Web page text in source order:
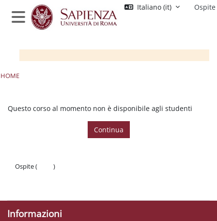
Vai al contenuto principale
Pannello laterale
Italiano ‎(it)‎ Ospite
HOME
Questo corso al momento non è disponibile agli studenti
Continua
Ospite (
)
Informazioni